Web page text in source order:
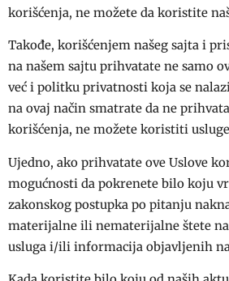
korišćenja, ne možete da koristite
Takođe, korišćenjem našeg sajta i
na našem sajtu prihvatate ne samo
već i politku privatnosti koja se
na ovaj način smatrate da ne
korišćenja, ne možete koristiti
Ujedno, ako prihvatate ove Uslove
mogućnosti da pokrenete bilo koju
zakonskog postupka po pitanju
materijalne ili nematerijalne štete
usluga i/ili informacija objavljenih